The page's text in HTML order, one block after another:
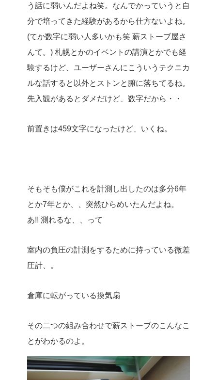
う話に弱いんだよね笑。なんでかっていうと自
分で培ってきた経験があるから仕方ないよね。
(てか数字に弱い人多いかも笑 薪ストーブ屋さ
んて。) 札幌とかのイベントの講演とかでも経
験するけど、ユーザーさんにこういうテクニカ
ルな話すると以外とストンと腑に落ちてるね。
先入観があるとダメだけど、数字だから・・
前置きは459文字になったけど、いくね。
そもそも僕がこれを計測し出したのは多分6年
とか7年とか、、突然ひらめいたんだよね。
あ!! 測れるな、、って
室内の負圧の計測をするために持っている微差
圧計、。
倉庫に転がっている換気扇
その二つの組み合わせで薪ストーブのこんなこ
とがわかるのよ。